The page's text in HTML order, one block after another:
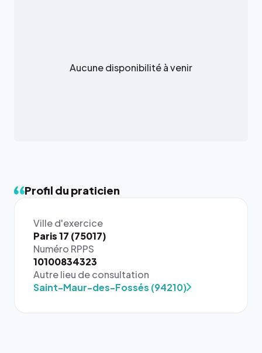
Aucune disponibilité à venir
Profil du praticien
Ville d'exercice
Paris 17 (75017)
Numéro RPPS
10100834323
Autre lieu de consultation
Saint-Maur-des-Fossés (94210)
{# 40×40
: la taille
rendue par
`.profile-